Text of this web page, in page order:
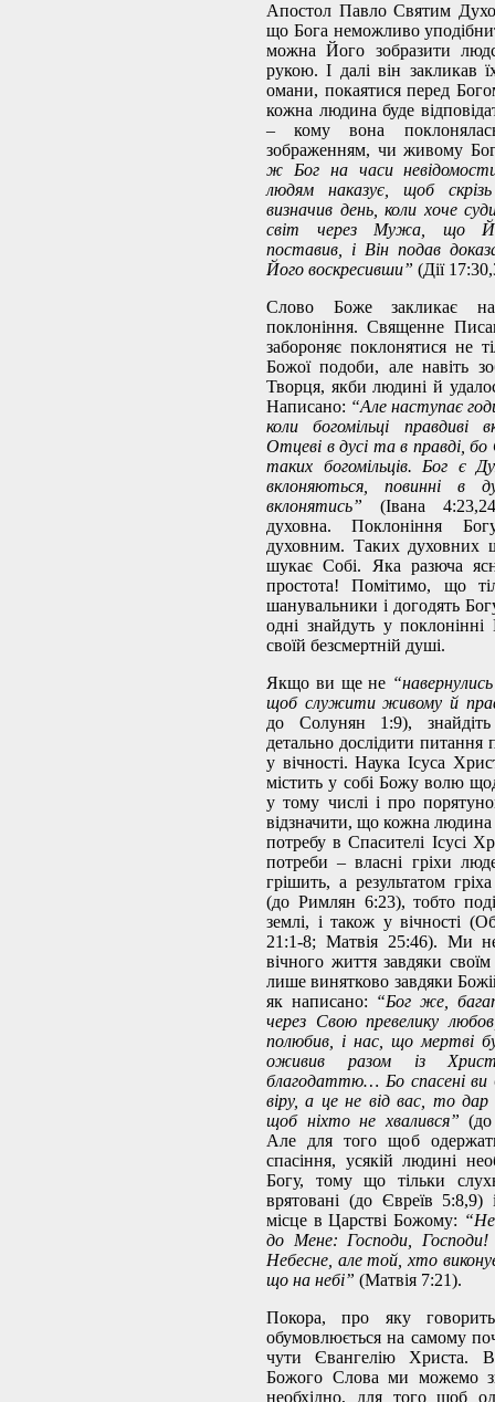
Апостол Павло Святим
що Бога неможливо
можна Його зобразити
рукою. І далі він закликав
омани, покаятися перед
кожна людина буде
– кому вона
зображенням, чи живому
ж Бог на часи
людям наказує, щоб
визначив день, коли хоче
світ через Мужа, що
поставив, і Він подав
Його воскресивши” (Дії
Слово Боже закликає
поклоніння. Священне
забороняє поклонятися не
Божої подоби, але навіть
Творця, якби людині й
Написано: “Але наступає
коли богомільці правдиві
Отцеві в дусі та в правді,
таких богомільців. Бог є
вклоняються, повинні в
вклонятись” (Івана
духовна. Поклоніння
духовним. Таких духовних
шукає Собі. Яка разюча
простота! Помітимо, що
шанувальники і догодять
одні знайдуть у
своїй безсмертній душі.
Якщо ви ще не
щоб служити живому й
до Солунян 1:9),
детально дослідити питання
у вічності. Наука Ісуса
містить у собі Божу волю
у тому числі і про
відзначити, що кожна
потребу в Спасителі Ісусі
потреби – власні гріхи
грішить, а результатом
(до Римлян 6:23), тобто
землі, і також у вічності
21:1-8; Матвія 25:46). Ми
вічного життя завдяки
лише винятково завдяки
як написано: “Бог же,
через Свою превелику
полюбив, і нас, що мертві
оживив разом із
благодаттю… Бо спасені ви
віру, а це не від вас, то
щоб ніхто не хвалився”
Але для того щоб
спасіння, усякій людині
Богу, тому що тільки
врятовані (до Євреїв
місце в Царстві Божому:
до Мене: Господи, Господи!
Небесне, але той, хто
що на небі” (Матвія 7:21).
Покора, про яку
обумовлюється на самому
чути Євангелію Христа.
Божого Слова ми можемо
необхідно, для того щоб